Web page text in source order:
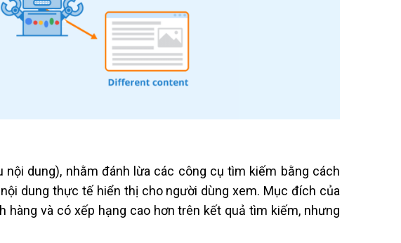
nội dung), nhằm đánh lừa các công cụ tìm kiếm bằng cách
dung thực tế hiển thị cho người dùng xem. Mục đích của
và có xếp hạng cao hơn trên kết quả tìm kiếm, nhưng